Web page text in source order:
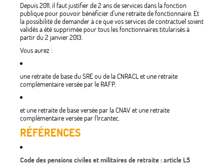
Depuis 2011, il faut justifier de 2 ans de services dans la fonction
publique pour pouvoir bénéficier d'une retraite de fonctionnaire. Et
la possibilité de demander à ce que vos services de contractuel soient
validés a été supprimée pour tous les fonctionnaires titularisés à
partir du 2 janvier 2013.
Vous aurez :
une retraite de base du SRE ou de la CNRACL et une retraite
complémentaire versée par le RAFP,
et une retraite de base versée par la CNAV et une retraite
complémentaire versée par l'Ircantec.
RÉFÉRENCES
Code des pensions civiles et militaires de retraite : article L5